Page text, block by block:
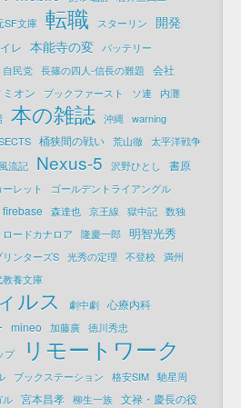
SF文庫 転職 スターリン 開発
レ 本能寺の変 バッテリー
自民党 長篠の四人-信長の難題
会社
オン ブックファースト ソ連
内灘
本の雑誌 沖縄 warning
桶狭間の戦い 荒山徹 太平洋戦争
流記 Nexus-5 沢野ひとし 書原
レット ゴールデントライアングル
firebase 森達也 京王線 獄中記 数独
ロードカナロア 隆慶一郎 明智光秀
リンターズS 光秀の定理 不登校 満州
教養文庫
ルス 劇中劇 心療内科
mineo 加藤廣 徳川秀忠
プ リモートワーク
ブックステーション 格安SIM 馳星周
ル 宮本昌孝 柳生一族 文禄・慶長の役